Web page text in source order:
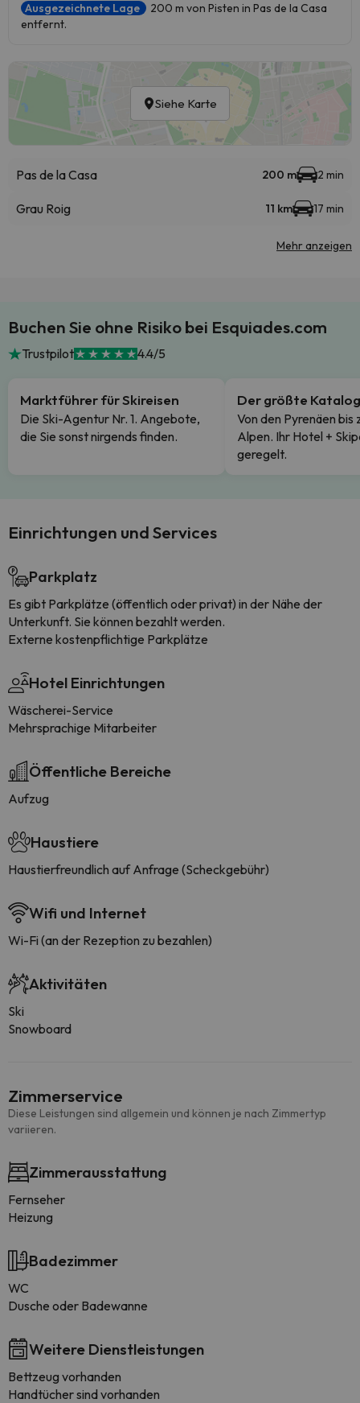
Ausgezeichnete Lage
200 m von Pisten in Pas de la Casa
entfernt.
Siehe Karte
Pas de la Casa 200 m 2 min
Grau Roig 11 km 17 min
Mehr anzeigen
Buchen Sie ohne Risiko bei Esquiades.com
Trustpilot 4.4/5
Marktführer für Skireisen
Die Ski-Agentur Nr. 1. Angebote,
die Sie sonst nirgends finden.
Der größte Katalog
Von den Pyrenäen bis
Alpen. Ihr Hotel +
geregelt.
Einrichtungen und Services
Parkplatz
Es gibt Parkplätze (öffentlich oder privat) in der Nähe der
Unterkunft. Sie können bezahlt werden.
Externe kostenpflichtige Parkplätze
Hotel Einrichtungen
Wäscherei-Service
Mehrsprachige Mitarbeiter
Öffentliche Bereiche
Aufzug
Haustiere
Haustierfreundlich auf Anfrage (Scheckgebühr)
Wifi und Internet
Wi-Fi (an der Rezeption zu bezahlen)
Aktivitäten
Ski
Snowboard
Zimmerservice
Diese Leistungen sind allgemein und können je nach Zimmertyp
variieren.
Zimmerausstattung
Fernseher
Heizung
Badezimmer
WC
Dusche oder Badewanne
Weitere Dienstleistungen
Bettzeug vorhanden
Handtücher sind vorhanden